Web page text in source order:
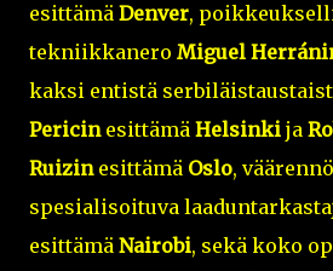
esittämä Denver,
tekniikkanero Miguel
kaksi entistä
Pericinesittämä Helsinki ja
Ruizin esittämä Oslo,
spesialisoituva
esittämä Nairobi, sekä koko